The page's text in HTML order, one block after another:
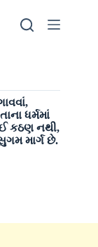
ધર્મમાં
કઠણ નથી,
માર્ગ છે.